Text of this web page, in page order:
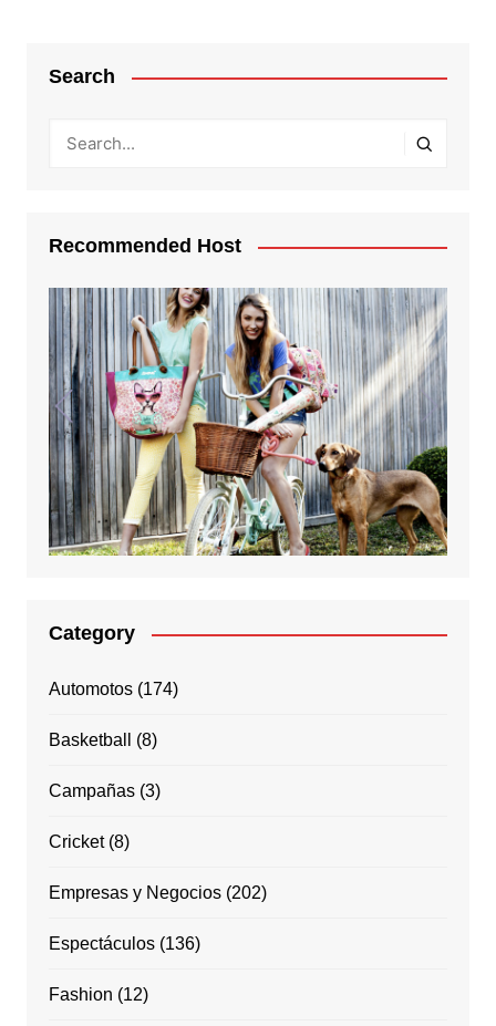
Search
Recommended Host
Category
Automotos(174)
Basketball (8)
Campañas(3)
Cricket(8)
Empresas y Negocios(202)
Espectáculos(136)
Fashion (12)